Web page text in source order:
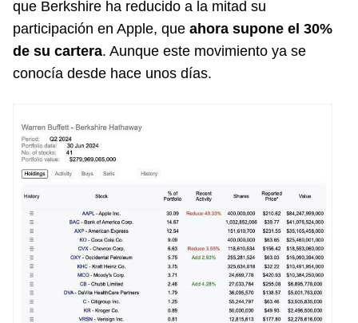
que Berkshire ha reducido a la mitad su
participación en Apple, que ahora supone el 30%
de su cartera. Aunque este movimiento ya se
conocía desde hace unos días.